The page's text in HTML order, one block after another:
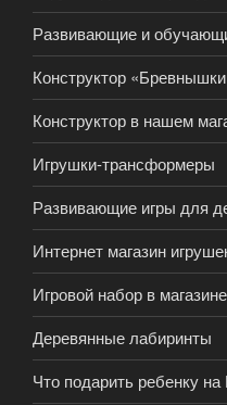
Развивающие и
Конструктор
Конструктор в нашем
Игрушки-трансформеры
Развивающие игры для
Интернет магазин
Игровой набор в
Деревянные лабиринты
Что подарить ребенку